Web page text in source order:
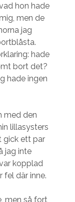
hon hade
men de
jag
hade
bort det?
hade ingen
med den
lillasysters
gick ett par
jag inte
kopplad
fel där inne.
men så fort